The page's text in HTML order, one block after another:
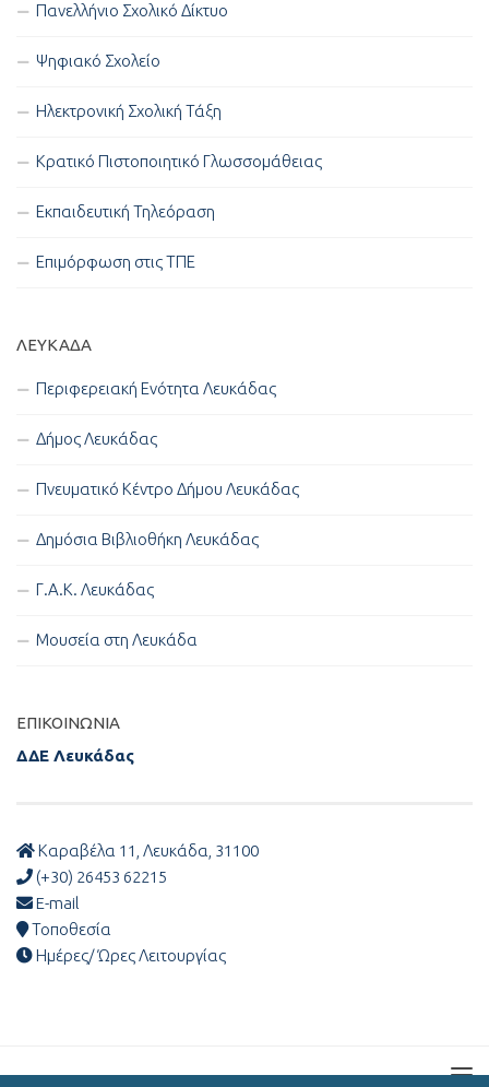
Πανελλήνιο Σχολικό Δίκτυο
Ψηφιακό Σχολείο
Ηλεκτρονική Σχολική Τάξη
Κρατικό Πιστοποιητικό Γλωσσομάθειας
Εκπαιδευτική Τηλεόραση
Επιμόρφωση στις ΤΠΕ
ΛΕΥΚΑΔΑ
Περιφερειακή Ενότητα Λευκάδας
Δήμος Λευκάδας
Πνευματικό Κέντρο Δήμου Λευκάδας
Δημόσια Βιβλιοθήκη Λευκάδας
Γ.Α.Κ. Λευκάδας
Μουσεία στη Λευκάδα
ΕΠΙΚΟΙΝΩΝΊΑ
ΔΔΕ Λευκάδας
Καραβέλα 11, Λευκάδα, 31100
(+30) 26453 62215
E-mail
Τοποθεσία
Ημέρες/ Ώρες Λειτουργίας